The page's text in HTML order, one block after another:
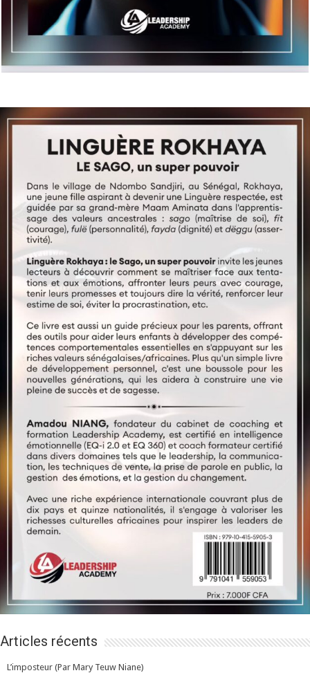
Articles récents
L’imposteur (Par Mary Teuw Niane)